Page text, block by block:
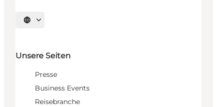
Sprache auswählen
Unsere Seiten
Presse
Business Events
Reisebranche